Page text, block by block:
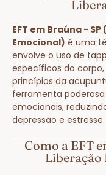
EFT em Braúna -
Emocional) é uma
envolve o uso de
específicos do
princípios da
ferramenta
emocionais,
depressão e estresse.
Como a EFT
Liberação